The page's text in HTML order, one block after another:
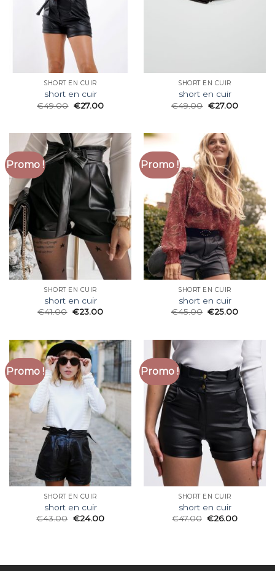
SHORT EN CUIR
short en cuir
€49.00 €27.00
SHORT EN CUIR
short en cuir
€49.00 €27.00
Promo !
SHORT EN CUIR
short en cuir
€41.00 €23.00
Promo !
SHORT EN CUIR
short en cuir
€45.00 €25.00
Promo !
SHORT EN CUIR
short en cuir
€43.00 €24.00
Promo !
SHORT EN CUIR
short en cuir
€47.00 €26.00